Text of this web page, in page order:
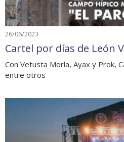
26/06/2023
Cartel por días de León
Con Vetusta Morla, Ayax y Prok,
entre otros